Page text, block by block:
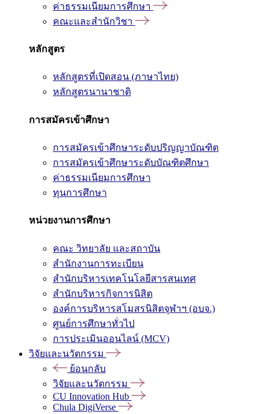
ค่าธรรมเนียมการศึกษา
คณะและสำนักวิชา
หลักสูตร
หลักสูตรที่เปิดสอน (ภาษาไทย)
หลักสูตรนานาชาติ
การสมัครเข้าศึกษา
การสมัครเข้าศึกษาระดับปริญญาบัณฑิต
การสมัครเข้าศึกษาระดับบัณฑิตศึกษา
ค่าธรรมเนียมการศึกษา
ทุนการศึกษา
หน่วยงานการศึกษา
คณะ วิทยาลัย และสถาบัน
สำนักงานการทะเบียน
สำนักบริหารเทคโนโลยีสารสนเทศ
สำนักบริหารกิจการนิสิต
องค์การบริหารสโมสรนิสิตจุฬาฯ (อบจ.)
ศูนย์การศึกษาทั่วไป
การประเมินออนไลน์ (MCV)
วิจัยและนวัตกรรม
ย้อนกลับ
วิจัยและนวัตกรรม
CU Innovation Hub
Chula DigiVerse